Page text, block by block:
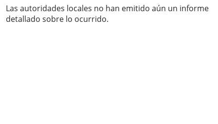
Las autoridades locales no han emitido aún un informe
detallado sobre lo ocurrido.